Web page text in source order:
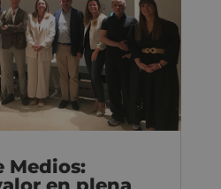
Medios: